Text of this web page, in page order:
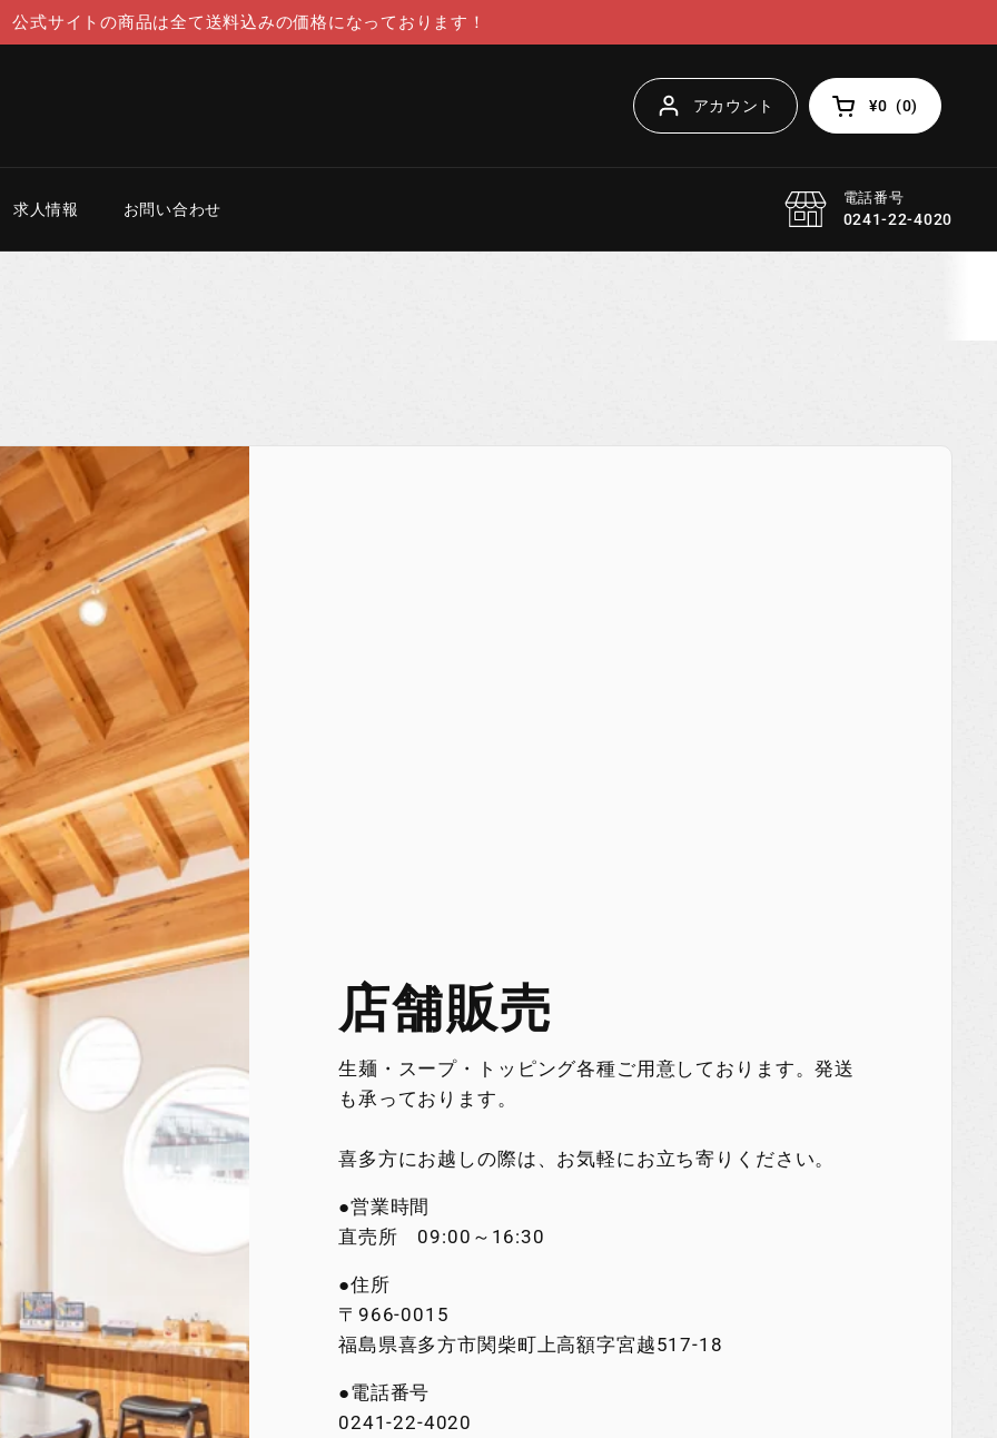
公式サイトの商品は全て送料込みの価格になっております！
アカウント カートを開く
¥0 (0)
求人情報 お問い合わせ
電話番号
0241-22-4020
店舗販売
生麺・スープ・トッピング各種ご用意しております。発送
も承っております。
喜多方にお越しの際は、お気軽にお立ち寄りください。
●営業時間
直売所 09:00～16:30
●住所
〒966-0015
福島県喜多方市関柴町上高額字宮越517-18
●電話番号
0241-22-4020